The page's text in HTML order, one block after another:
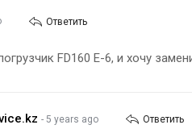
Ответить
FD160 E-6, и хочу
- 5 years ago Ответить